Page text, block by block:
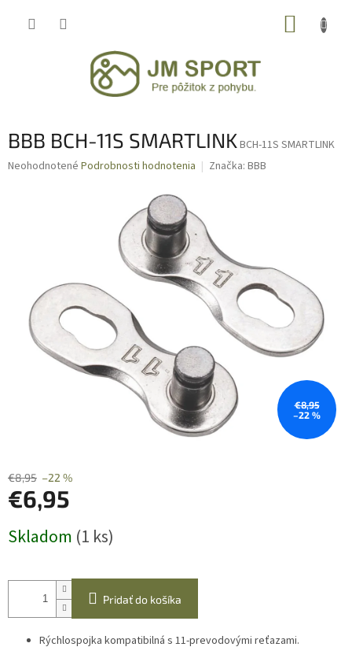
BBB BCH-11S SMARTLINKBCH-11S SMARTLINK
Priemerné
Neohodnotené Podrobnosti hodnotenia Značka: BBB
€8,95
–22 %
€8,95 –22 %
€6,95
cena:
Skladom (1 ks)
Pridať do košíka
Rýchlospojka kompatibilná s 11-prevodovými reťazami.